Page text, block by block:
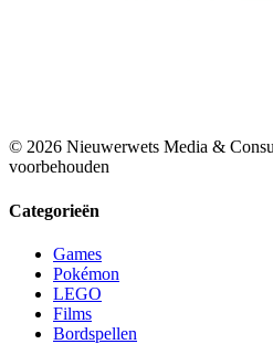
© 2026 Nieuwerwets Media &
voorbehouden
Categorieën
Games
Pokémon
LEGO
Films
Bordspellen